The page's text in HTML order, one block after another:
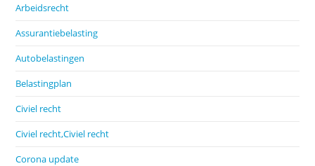
Arbeidsrecht
Assurantiebelasting
Autobelastingen
Belastingplan
Civiel recht
Civiel recht,Civiel recht
Corona update